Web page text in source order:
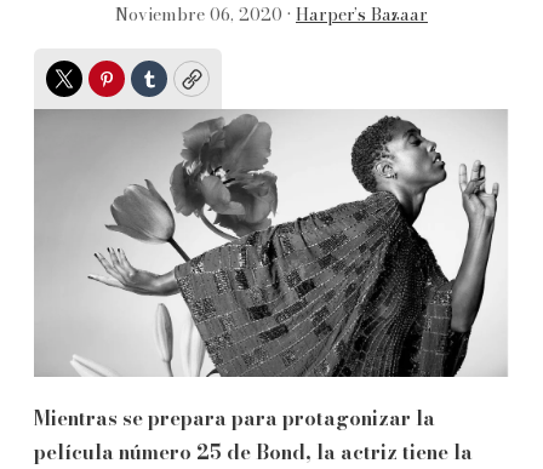
Noviembre 06, 2020 • Harper’s Bazaar
TwitterPinterest
TumblrCopy
Mientras se prepara para protagonizar la
película número 25 de Bond, la actriz tiene la